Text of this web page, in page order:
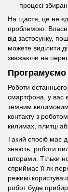
процесі
На щастя, це не
проблемою.
від застосунку,
можете виділити
зважаючи на
Програмуємо
Роботи
смартфона, у вас є
темним килимовим
контакту з
килимах, плитці
Такий спосіб має
знають, роботи
шторами. Тільки
сприймає її як
режимі
робот буде